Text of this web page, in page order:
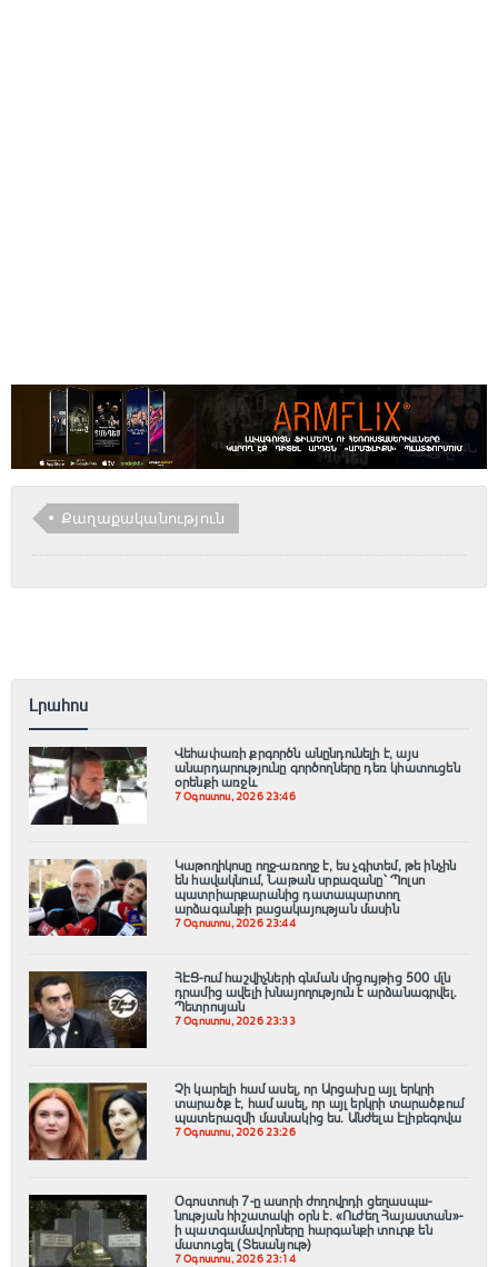
Քաղաքականություն
Լրահոս
Վեհափառի քրգործն անընդունելի է, այս
անարդարությունը գործողները դեռ կհատուցեն
օրենքի առջև
7 Օգոստոս, 2026 23:46
Կաթողիկոսը ողջ-առողջ է, ես չգիտեմ, թե ինչին
են հավակնում, Նաթան սրբազանը՝ Պոլսո
պատրիարքարանից դատապարտող
արձագանքի բացակայության մասին
7 Օգոստոս, 2026 23:44
ՀԷՑ-ում հաշվիչների գնման մրցույթից 500 մլն
դրամից ավելի խնայողություն է արձանագրվել.
Պետրոսյան
7 Օգոստոս, 2026 23:33
Չի կարելի համ ասել, որ Արցախը այլ երկրի
տարածք է, համ ասել, որ այլ երկրի տարածքում
պատերազմի մասնակից ես. Անժելա Էլիբեգովա
7 Օգոստոս, 2026 23:26
Օգոստոսի 7-ը ասորի ժողովրդի ցեղասպш-
նության հիշատակի օրն է․ «Ուժեղ Հայաստան»-
ի պատգամավորները հարգանքի տուրք են
մատուցել (Տեսանյութ)
7 Օգոստոս, 2026 23:14